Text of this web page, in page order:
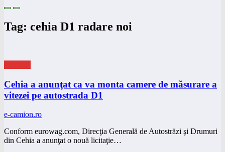
Tag: cehia D1 radare noi
Cehia a anunţat ca va monta camere de măsurare a
vitezei pe autostrada D1
e-camion.ro
Conform eurowag.com, Direcţia Generală de Autostrăzi şi Drumuri
din Cehia a anunţat o nouă licitaţie…